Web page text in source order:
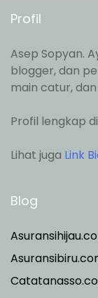
Profil
Asep Sopyan.
blogger, dan
main catur,
Profil lengkap di
Lihat juga Link
Blog